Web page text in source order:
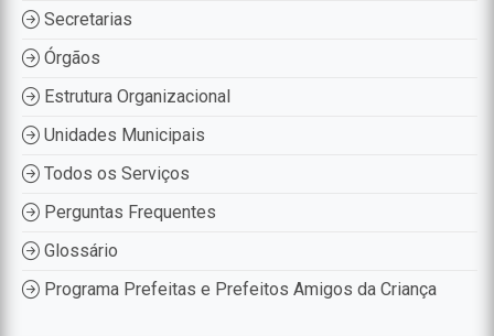
Secretarias
Órgãos
Estrutura Organizacional
Unidades Municipais
Todos os Serviços
Perguntas Frequentes
Glossário
Programa Prefeitas e Prefeitos Amigos da Criança